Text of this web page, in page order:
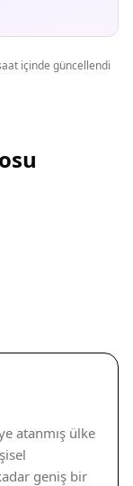
içinde güncellendi
atanmış ülke
geniş bir